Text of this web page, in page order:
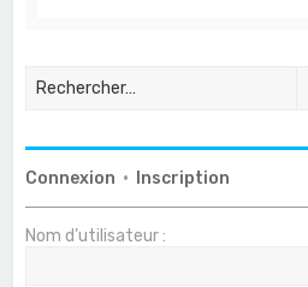
Connexion • Inscription
Nom d’utilisateur :